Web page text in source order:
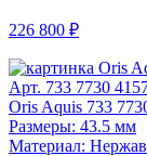
226 800 ₽
Арт. 733 7730
Oris Aquis 733
Размеры: 43.5 мм
Материал: